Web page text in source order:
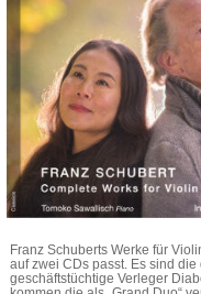
Franz Schuberts Werke für
auf zwei CDs passt. Es sind
geschäftstüchtige Verleger